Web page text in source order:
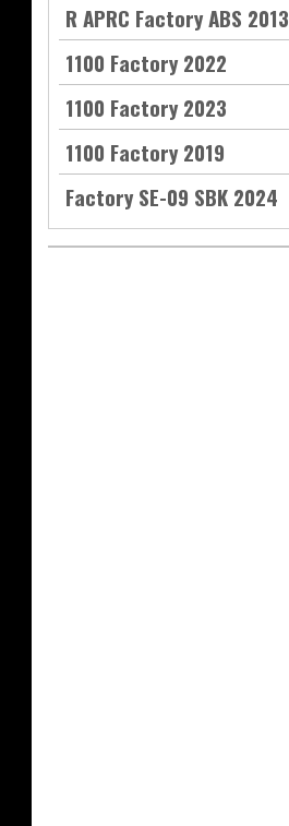
R APRC Factory ABS 2013
1100 Factory 2022
1100 Factory 2023
1100 Factory 2019
Factory SE-09 SBK 2024